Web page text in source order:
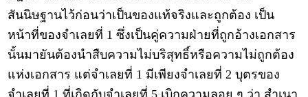
สันนิษฐานไว้ก่อนว่าเป็นของแท้จริงและถูกต้อง เป็น
หน้าที่ของจำเลยที่ 1 ซึ่งเป็นคู่ความฝ่ายที่ถูกอ้างเอกสาร
นั้นมายันต้องนำสืบความไม่บริสุทธิ์หรือความไม่ถูกต้อง
แห่งเอกสาร แต่จำเลยที่ 1 มีเพียงจำเลยที่ 2 บุตรของ